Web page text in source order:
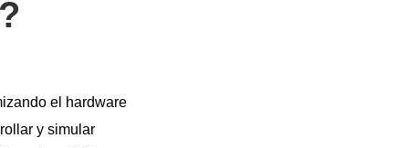
el hardware
y simular